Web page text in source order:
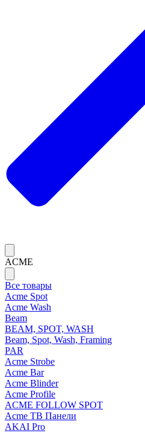
ACME
Все товары
Acme Spot
Acme Wash
Beam
BEAM, SPOT, WASH
Beam, Spot, Wash, Framing
PAR
Acme Strobe
Acme Bar
Acme Blinder
Acme Profile
ACME FOLLOW SPOT
Acme ТВ Панели
AKAI Pro